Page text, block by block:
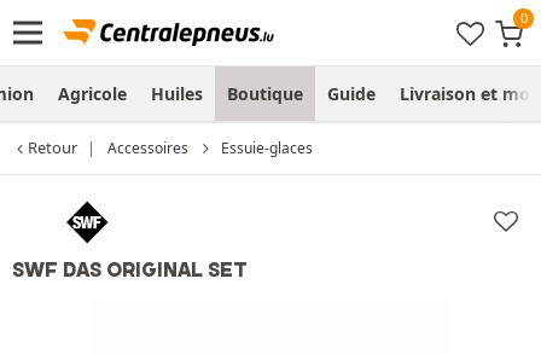
Agricole Huiles Boutique Guide Livraison et
Retour Accessoires Essuie-glaces
SWF DAS ORIGINAL SET